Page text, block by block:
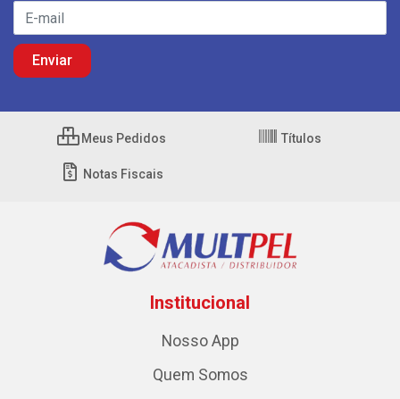
Meus Pedidos Títulos
Notas Fiscais
Institucional
Nosso App
Quem Somos